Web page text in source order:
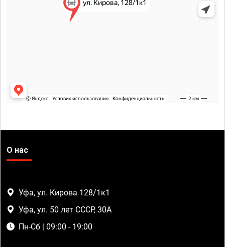
О нас
Уфа, ул. Кирова 128/1к1
Уфа, ул. 50 лет СССР, 30А
Пн-Сб | 09:00 - 19:00